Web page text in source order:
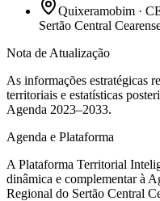
Quixeramobim ·
Sertão Central
Nota de Atualização
As informações estratégicas
territoriais e estatísticas
Agenda 2023–2033.
Agenda e Plataforma
A Plataforma Territorial
dinâmica e complementar à
Regional do Sertão Central